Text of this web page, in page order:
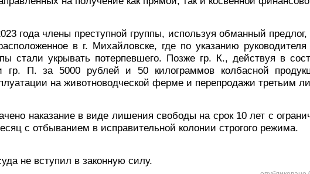
года члены преступной группы, используя обманный предлог,
в г. Михайловске, где по указанию руководителя
стали укрывать потерпевшего. Позже гр. К., действуя в
гр. П. за 5000 рублей и 50 килограммов колбасной
на животноводческой ферме и перепродажи третьим
наказание в виде лишения свободы на срок 10 лет с
с отбыванием в исправительной колонии строгого режима.
не вступил в законную силу.